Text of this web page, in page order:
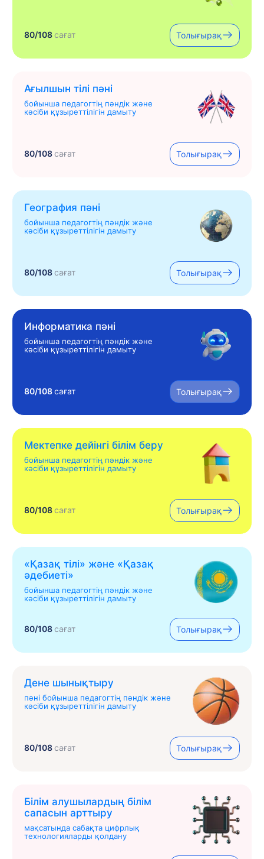
80/108сағат Толығырақ
Ағылшын тілі пәні
бойынша педагогтің пәндік және
кәсіби құзыреттілігін дамыту
80/108сағат Толығырақ
География пәні
бойынша педагогтің пәндік және
кәсіби құзыреттілігін дамыту
80/108сағат Толығырақ
Информатика пәні
бойынша педагогтің пәндік және
кәсіби құзыреттілігін дамыту
80/108сағат Толығырақ
Мектепке дейінгі білім беру
бойынша педагогтің пәндік және
кәсіби құзыреттілігін дамыту
80/108сағат Толығырақ
«Қазақ тілі» жəне «Қазақ
əдебиеті»
бойынша педагогтің пәндік және
кәсіби құзыреттілігін дамыту
80/108сағат Толығырақ
Дене шынықтыру
пәні бойынша педагогтің пәндік және
кәсіби құзыреттілігін дамыту
80/108сағат Толығырақ
Білім алушылардың білім
сапасын арттыру
мақсатында сабақта цифрлық
технологияларды қолдану